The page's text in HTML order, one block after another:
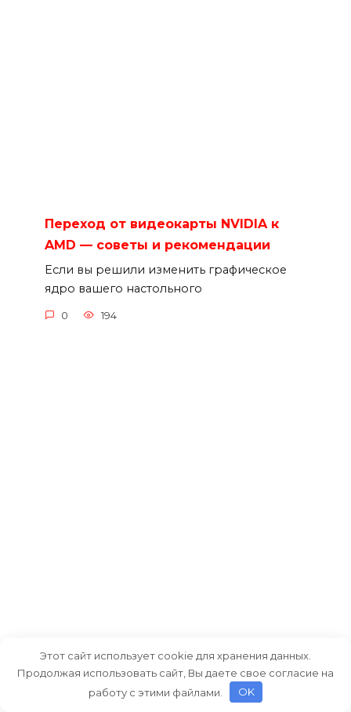
Переход от видеокарты NVIDIA к
AMD — советы и рекомендации
Если вы решили изменить графическое
ядро вашего настольного
0 194
специального программного
обеспечения?
Этот сайт использует cookie для хранения данных.
Продолжая использовать сайт, Вы даете свое согласие на
работу с этими файлами.
OK